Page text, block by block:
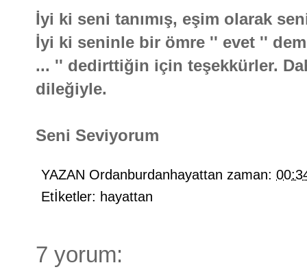
İyi ki seni tanımış, eşim olarak
İyi ki seninle bir ömre '' evet ''
... '' dedirttiğin için teşekkürler.
dileğiyle.
Seni Seviyorum
YAZAN Ordanburdanhayattan zaman:
Etİketler: hayattan
7 yorum: